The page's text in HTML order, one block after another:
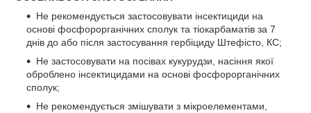
Не рекомендується застосовувати інсектициди на
основі фосфорорганічних сполук та тіокарбаматів за 7
днів до або після застосування гербіциду Штефісто, КС;
Не застосовувати на посівах кукурудзи, насіння якої
оброблено інсектицидами на основі фосфорорганічних
сполук;
Не рекомендується змішувати з мікроелементами,